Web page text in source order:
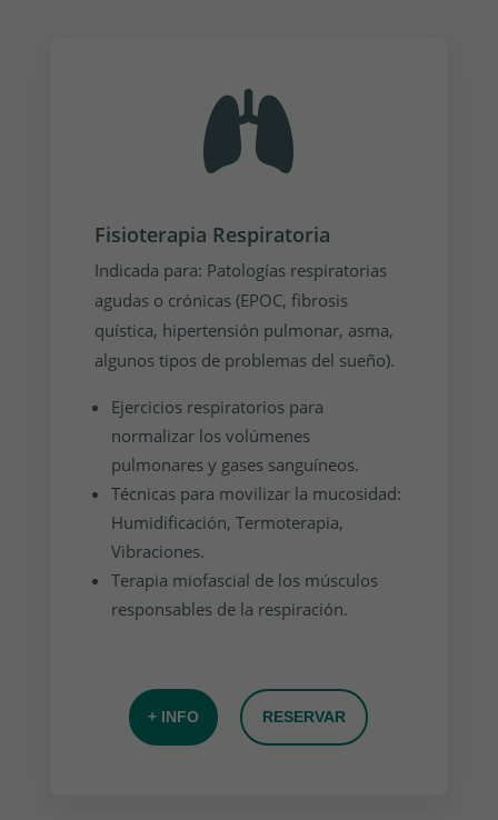
Fisioterapia Respiratoria
Indicada para: Patologías respiratorias
agudas o crónicas (EPOC, fibrosis
quística, hipertensión pulmonar, asma,
algunos tipos de problemas del sueño).
Ejercicios respiratorios para
normalizar los volúmenes
pulmonares y gases sanguíneos.
Técnicas para movilizar la mucosidad:
Humidificación, Termoterapia,
Vibraciones.
Terapia miofascial de los músculos
responsables de la respiración.
+ INFO RESERVAR